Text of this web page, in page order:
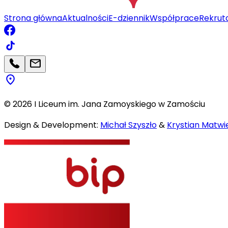
Strona głównaAktualnościE-dziennikWspółprace
©2026 I Liceum im. Jana Zamoyskiego w Zamościu
Design & Development: Michał Szyszło& Krystian